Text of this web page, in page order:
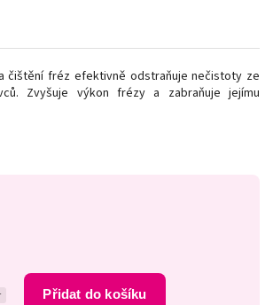
Přidat do košíku
čištění fréz efektivně odstraňuje nečistoty ze
Zvyšuje výkon frézy a zabraňuje jejímu